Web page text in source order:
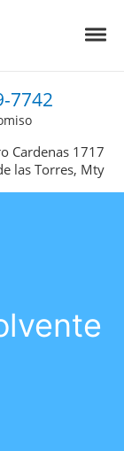
7742
Cardenas 1717
las Torres, Mty